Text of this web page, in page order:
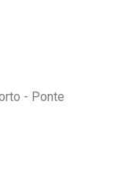
- Ponte